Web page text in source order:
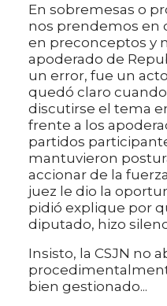
En sobremesas o
nos prendemos en
en preconceptos y
apoderado de
un error, fue un
quedó claro
discutirse el tema
frente a los
partidos
mantuvieron
accionar de la
juez le dio la
pidió explique por
diputado, hizo
Insisto, la CSJN no
bien gestionado...